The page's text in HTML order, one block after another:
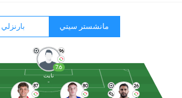
مانشستر سيتي بارنزلي
87 80 26
96
7.6
نايت